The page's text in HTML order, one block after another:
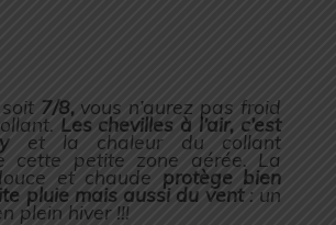
7/8,vous n’aurez pas froid
Les chevilles à l’air, c’est
et la chaleur du collant
cette petite zone aérée. La
et chaude protège bien
pluie mais aussi du vent: un
plein hiver !!!